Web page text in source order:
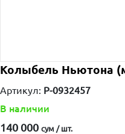
Колыбель Ньютона
Артикул: P-0932457
В наличии
140 000 сум / шт.